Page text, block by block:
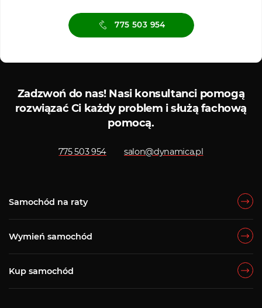
775 503 954
Zadzwoń do nas!Nasi konsultanci pomogą
rozwiązać Ci każdy problem i służą fachową
pomocą.
775 503 954 salon@dynamica.pl
Samochód na raty
Wymień samochód
Kup samochód